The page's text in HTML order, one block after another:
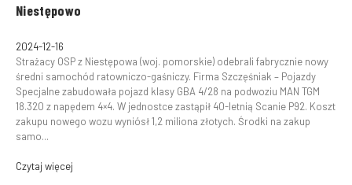
Niestępowo
2024-12-16
Strażacy OSP z Niestępowa (woj. pomorskie) odebrali fabrycznie nowy
średni samochód ratowniczo-gaśniczy. Firma Szczęśniak – Pojazdy
Specjalne zabudowała pojazd klasy GBA 4/28 na podwoziu MAN TGM
18.320 z napędem 4×4. W jednostce zastąpił 40-letnią Scanie P92. Koszt
zakupu nowego wozu wyniósł 1,2 miliona złotych. Środki na zakup
samo...
Czytaj więcej